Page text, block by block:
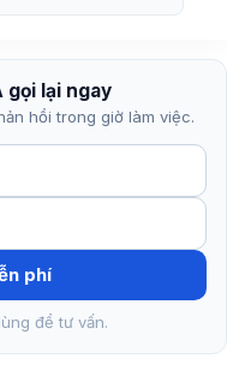
gọi lại ngay
hồi trong giờ làm việc.
phí
để tư vấn.